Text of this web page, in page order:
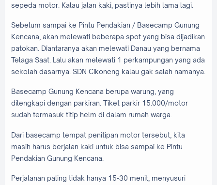
sepeda motor. Kalau jalan kaki, pastinya lebih lama lagi.
Sebelum sampai ke Pintu Pendakian / Basecamp Gunung
Kencana, akan melewati beberapa spot yang bisa dijadikan
patokan. Diantaranya akan melewati Danau yang bernama
Telaga Saat. Lalu akan melewati 1 perkampungan yang ada
sekolah dasarnya. SDN Cikoneng kalau gak salah namanya.
Basecamp Gunung Kencana berupa warung, yang
dilengkapi dengan parkiran. Tiket parkir 15.000/motor
sudah termasuk titip helm di dalam rumah warga.
Dari basecamp tempat penitipan motor tersebut, kita
masih harus berjalan kaki untuk bisa sampai ke Pintu
Pendakian Gunung Kencana.
Perjalanan paling tidak hanya 15-30 menit, menyusuri